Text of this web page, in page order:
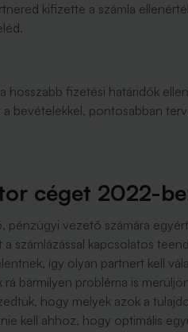
kifizette a számla
hosszabb fizetési határidők
bevételekkel, pontosabban
céget 2022-
vezető számára
számlázással kapcsolatos
így olyan partnert kell
bármilyen probléma is
hogy melyek azok a
kell ahhoz, hogy optimális